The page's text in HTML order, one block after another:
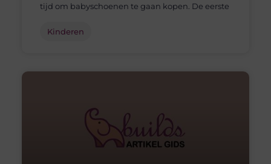
tijd om babyschoenen te gaan kopen. De eerste
Kinderen